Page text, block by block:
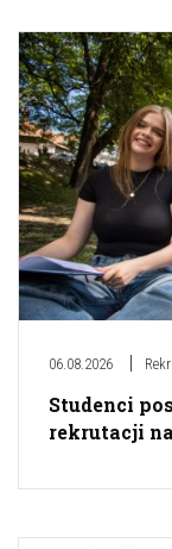
06.08.2026
Studenci
rekrutacji